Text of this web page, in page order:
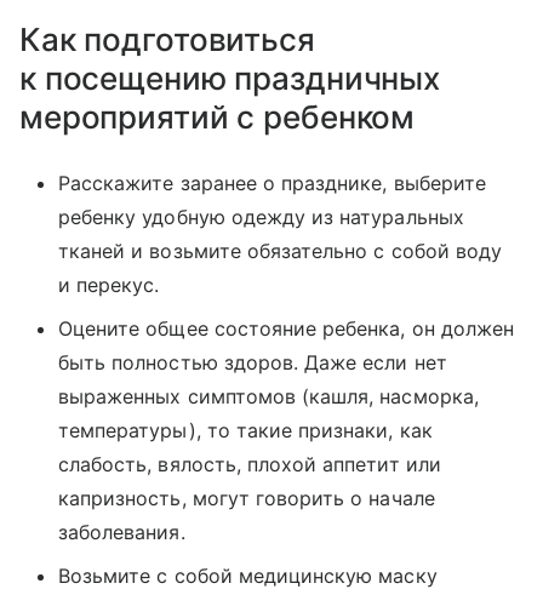
Как подготовиться
к посещению праздничных
мероприятий с ребенком
Расскажите заранее о празднике, выберите
ребенку удобную одежду из натуральных
тканей и возьмите обязательно с собой воду
и перекус.
Оцените общее состояние ребенка, он должен
быть полностью здоров. Даже если нет
выраженных симптомов (кашля, насморка,
температуры), то такие признаки, как
слабость, вялость, плохой аппетит или
капризность, могут говорить о начале
заболевания.
Возьмите с собой медицинскую маску